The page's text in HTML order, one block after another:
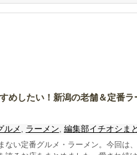
めしたい！新潟の老舗＆定番
ルメ, ラーメン, 編集部イチオシま
ない定番グルメ・ラーメン。今回は